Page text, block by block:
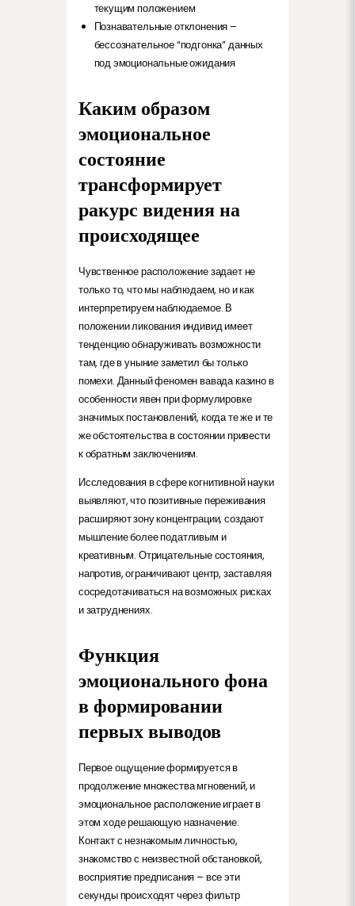
текущим положением
Познавательные отклонения –
бессознательное “подгонка” данных
под эмоциональные ожидания
Каким образом
эмоциональное
состояние
трансформирует
ракурс видения на
происходящее
Чувственное расположение задает не
только то, что мы наблюдаем, но и как
интерпретируем наблюдаемое. В
положении ликования индивид имеет
тенденцию обнаруживать возможности
там, где в уныние заметил бы только
помехи. Данный феномен вавада казино в
особенности явен при формулировке
значимых постановлений, когда те же и те
же обстоятельства в состоянии привести
к обратным заключениям.
Исследования в сфере когнитивной науки
выявляют, что позитивные переживания
расширяют зону концентрации, создают
мышление более податливым и
креативным. Отрицательные состояния,
напротив, ограничивают центр, заставляя
сосредотачиваться на возможных рисках
и затруднениях.
Функция
эмоционального фона
в формировании
первых выводов
Первое ощущение формируется в
продолжение множества мгновений, и
эмоциональное расположение играет в
этом ходе решающую назначение.
Контакт с незнакомым личностью,
знакомство с неизвестной обстановкой,
восприятие предписания – все эти
секунды происходят через фильтр